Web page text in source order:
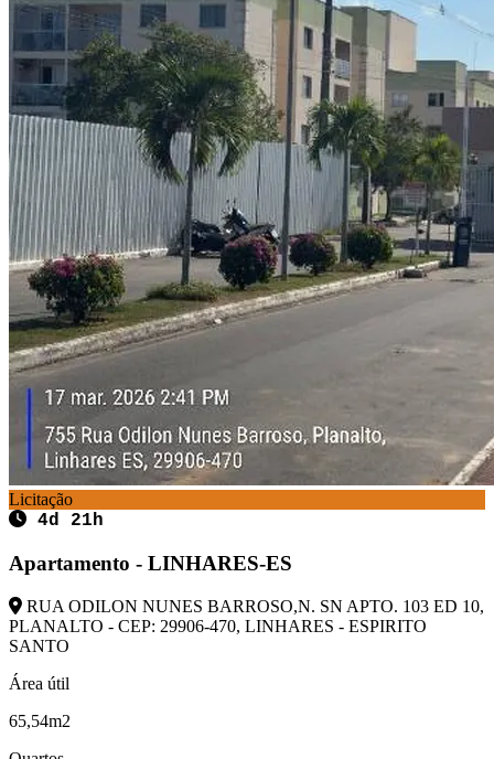
Licitação
4d 21h
Apartamento - LINHARES-ES
RUA ODILON NUNES BARROSO,N. SN APTO. 103 ED 10,
PLANALTO - CEP: 29906-470, LINHARES - ESPIRITO
SANTO
Área útil
65,54m2